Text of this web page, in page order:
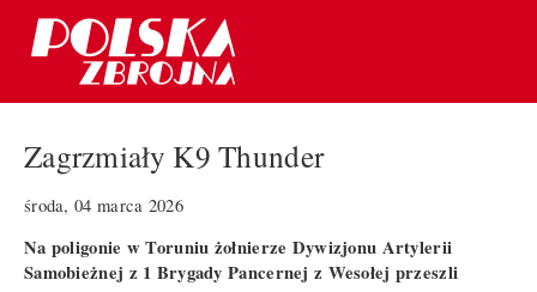
Zagrzmiały K9 Thunder
środa, 04 marca 2026
Na poligonie w Toruniu żołnierze Dywizjonu Artylerii
Samobieżnej z 1 Brygady Pancernej z Wesołej przeszli